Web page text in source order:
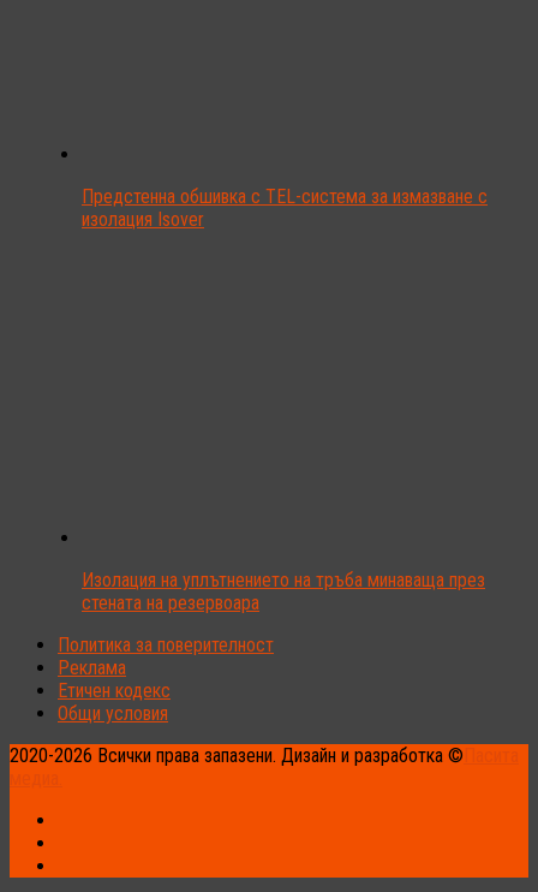
Предстенна обшивка с TEL-система за измазване с
изолация Isover
Изолация на уплътнението на тръба минаваща през
стената на резервоара
Политика за поверителност
Реклама
Етичен кодекс
Общи условия
2020-2026 Всички права запазени. Дизайн и разработка ©